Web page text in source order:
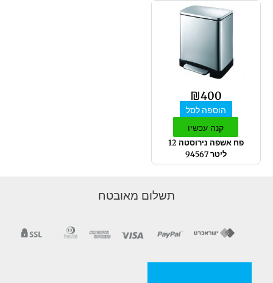
₪400
הוספה לסל
קנה עכשיו
פח אשפה נירוסטה 12
ליטר 94567
תשלום מאובטח